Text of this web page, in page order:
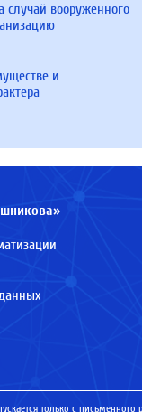
случай вооруженного
и
только с